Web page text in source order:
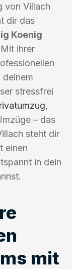
von Villach
dir das
Koenig
ihrer
stressfrei
,
– das
steht dir
einen
in dein
mit